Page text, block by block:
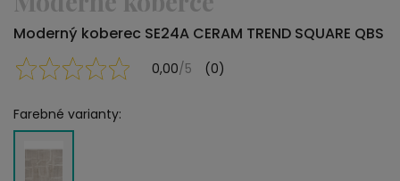
Moderný koberec SE24A CERAM TREND SQUARE QBS
0,00/5 (0)
Farebné varianty: